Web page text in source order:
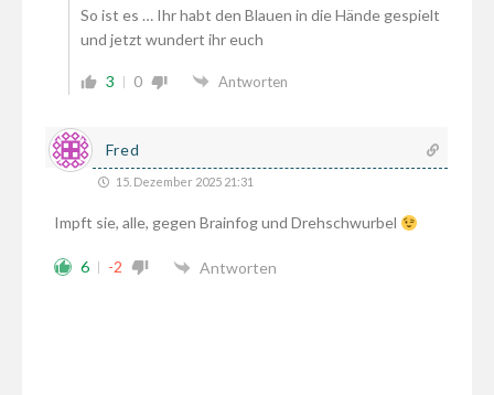
So ist es … Ihr habt den Blauen in die Hände gespielt
und jetzt wundert ihr euch
3 0 Antworten
Fred
15. Dezember 2025 21:31
Impft sie, alle, gegen Brainfog und Drehschwurbel
6 -2 Antworten